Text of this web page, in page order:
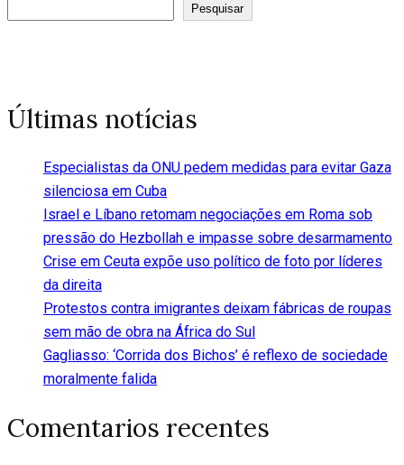
Pesquisar
Últimas notícias
Especialistas da ONU pedem medidas para evitar Gaza
silenciosa em Cuba
Israel e Líbano retomam negociações em Roma sob
pressão do Hezbollah e impasse sobre desarmamento
Crise em Ceuta expõe uso político de foto por líderes
da direita
Protestos contra imigrantes deixam fábricas de roupas
sem mão de obra na África do Sul
Gagliasso: ‘Corrida dos Bichos’ é reflexo de sociedade
moralmente falida
Comentarios recentes